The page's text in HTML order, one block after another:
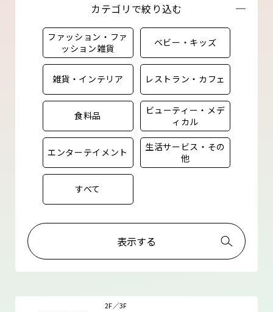
カテゴリで絞り込む
ファッション・ファ
ッション雑貨
ベビー・キッズ
雑貨・インテリア レストラン・カフェ
食料品
ビューティー・メデ
ィカル
エンターテイメント
生活サービス・その
他
すべて
表示する
2F／3F